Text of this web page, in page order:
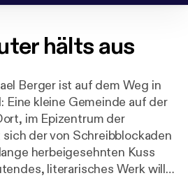
hälts aus
Berger ist auf dem Weg in
Eine kleine Gemeinde auf der
im Epizentrum der
der von Schreibblockaden
herbeigesehnten Kuss
literarisches Werk will